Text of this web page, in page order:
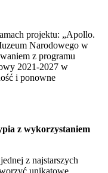
projektu: „Apollo.
Narodowego w
z programu
2021-2027 w
i ponowne
z wykorzystaniem
z najstarszych